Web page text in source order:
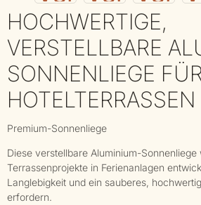
HOCHWERTIGE,
VERSTELLBARE
SONNENLIEGE FÜR
Premium-Sonnenliege
Diese verstellbare Aluminium-
Terrassenprojekte in Ferienanlagen
Langlebigkeit und ein sauberes,
erfordern.